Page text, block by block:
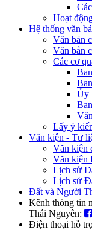
Hoạt
Hệ thống văn
Văn bản
Văn bản
Các cơ
Ủy
Lấy ý
Văn kiện - Tư
Văn kiện
Văn kiện
Lịch sử
Lịch sử
Đất và Người
Kênh thông tin
Thái Nguyên:
Điện thoại hỗ